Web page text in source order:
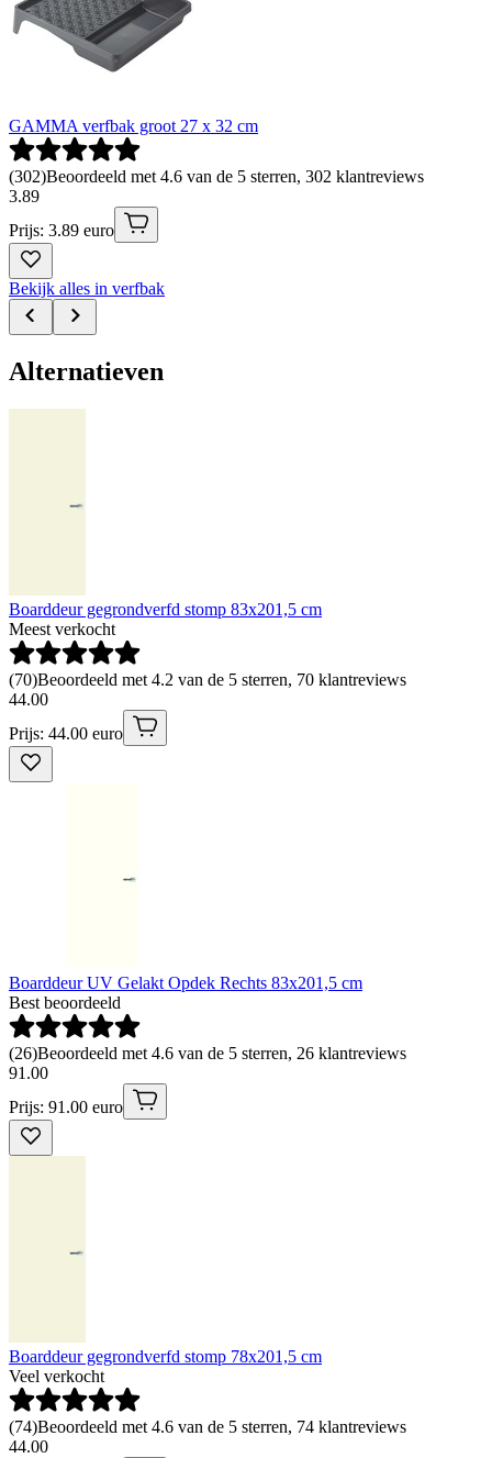
GAMMA verfbak groot 27 x 32 cm
(302)Beoordeeld met 4.6 van de 5 sterren, 302 klantreviews
3.89
Prijs: 3.89 euro
Bekijk alles in verfbak
Alternatieven
Boarddeur gegrondverfd stomp 83x201,5 cm
Meest verkocht
(70)Beoordeeld met 4.2 van de 5 sterren, 70 klantreviews
44.00
Prijs: 44.00 euro
Boarddeur UV Gelakt Opdek Rechts 83x201,5 cm
Best beoordeeld
(26)Beoordeeld met 4.6 van de 5 sterren, 26 klantreviews
91 .00
Prijs: 91.00 euro
Boarddeur gegrondverfd stomp 78x201,5 cm
Veel verkocht
(74)Beoordeeld met 4.6 van de 5 sterren, 74 klantreviews
44.00